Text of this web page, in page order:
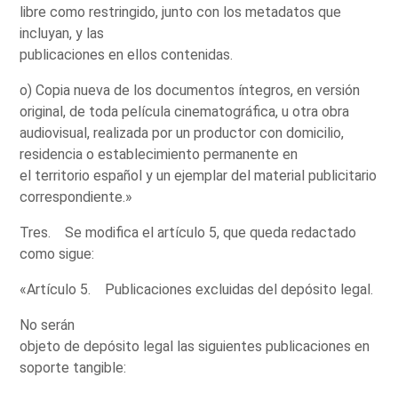
libre como restringido, junto con los metadatos que
incluyan, y las
publicaciones en ellos contenidas.
o) Copia nueva de los documentos íntegros, en versión
original, de toda película cinematográfica, u otra obra
audiovisual, realizada por un productor con domicilio,
residencia o establecimiento permanente en
el territorio español y un ejemplar del material publicitario
correspondiente.»
Tres. Se modifica el artículo 5, que queda redactado
como sigue:
«Artículo 5. Publicaciones excluidas del depósito legal.
No serán
objeto de depósito legal las siguientes publicaciones en
soporte tangible: